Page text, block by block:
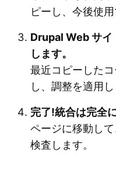
ピーし、今後使
Drupal Web サイ
します。
最近コピーした
し、調整を適用し
完了!統合は完全
ページに移動し
検査します。